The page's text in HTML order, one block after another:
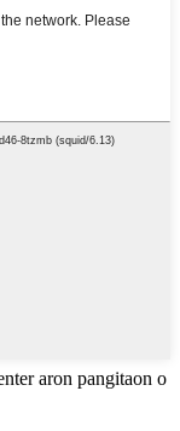
aron pangitaon o